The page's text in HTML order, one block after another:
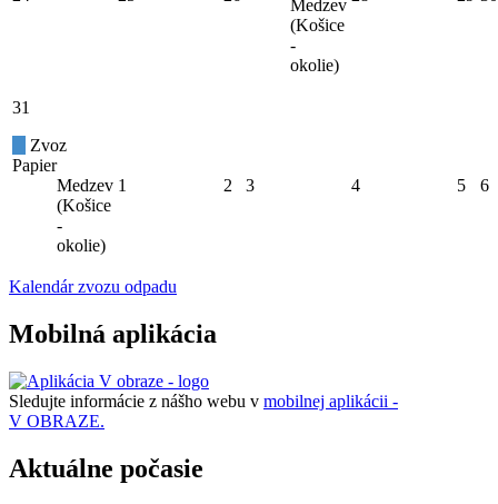
Medzev
(Košice
-
okolie)
31
Zvoz
Papier
Medzev
(Košice
-
okolie)
1 2 3 4 5 6
Kalendár zvozu odpadu
Mobilná aplikácia
Sledujte informácie z nášho webu v mobilnej aplikácii -
V OBRAZE.
Aktuálne počasie